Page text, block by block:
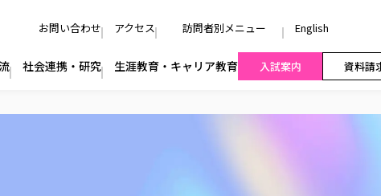
お問い合わせ アクセス 訪問者別メニュー English
社会連携・研究 生涯教育・キャリア教育 入試案内 資料請